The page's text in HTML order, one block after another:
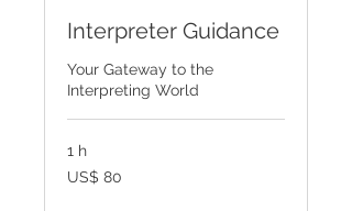
Interpreter Guidance
Your Gateway to the
Interpreting World
1 h
80
Dólares
US$ 80